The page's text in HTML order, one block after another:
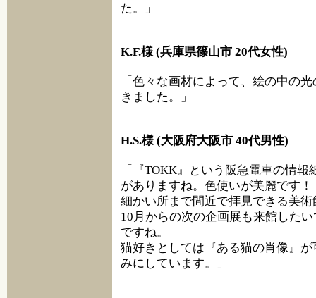
た。」
K.F.様 (兵庫県篠山市 20代女性)
「色々な画材によって、絵の中の
きました。」
H.S.様 (大阪府大阪市 40代男性)
「『TOKK』という阪急電車の情
がありますね。色使いが美麗です！
細かい所まで間近で拝見できる美
10月からの次の企画展も来館した
ですね。
猫好きとしては『ある猫の肖像』
みにしています。」